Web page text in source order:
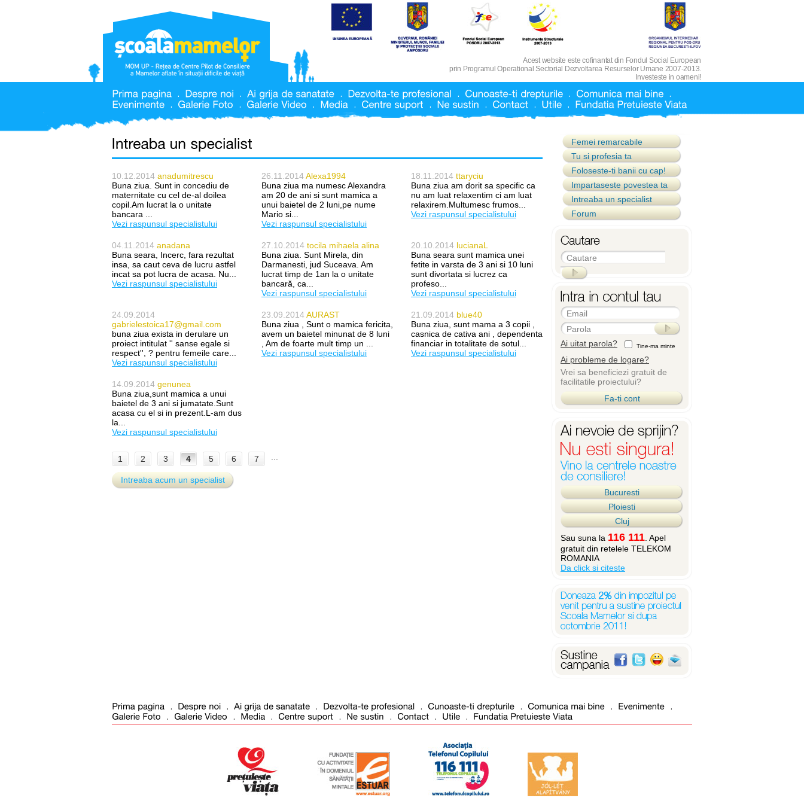
Acest website este cofinantat din Fondul Social European
prin Programul Operational Sectorial Dezvoltarea Resurselor Umane 2007-2013.
Investeste in oameni!
10.12.2014 anadumitrescu
Buna ziua. Sunt in concediu de
maternitate cu cel de-al doilea
copil.Am lucrat la o unitate
bancara ...
Vezi raspunsul specialistului
26.11.2014Alexa1994
Buna ziua ma numesc Alexandra
am 20 de ani si sunt mamica a
unui baietel de 2 luni,pe nume
Mario si...
Vezi raspunsul specialistului
18.11.2014 ttaryciu
Buna ziua am dorit sa specific ca
nu am luat relaxentim ci am luat
relaxirem.Multumesc frumos...
Vezi raspunsul specialistului
04.11.2014 anadana
Buna seara, Incerc, fara rezultat
insa, sa caut ceva de lucru astfel
incat sa pot lucra de acasa. Nu...
Vezi raspunsul specialistului
27.10.2014 tocila mihaela alina
Buna ziua. Sunt Mirela, din
Darmanesti, jud Suceava. Am
lucrat timp de 1an la o unitate
bancară, ca...
Vezi raspunsul specialistului
20.10.2014 lucianaL
Buna seara sunt mamica unei
fetite in varsta de 3 ani si 10 luni
sunt divortata si lucrez ca
profeso...
Vezi raspunsul specialistului
24.09.2014
gabrielestoica17@gmail.com
buna ziua exista in derulare un
proiect intitulat '' sanse egale si
respect'', ? pentru femeile care...
Vezi raspunsul specialistului
23.09.2014AURAST
Buna ziua , Sunt o mamica fericita,
avem un baietel minunat de 8 luni
, Am de foarte mult timp un ...
Vezi raspunsul specialistului
21.09.2014 blue40
Buna ziua, sunt mama a 3 copii ,
casnica de cativa ani , dependenta
financiar in totalitate de sotul...
Vezi raspunsul specialistului
14.09.2014 genunea
Buna ziua,sunt mamica a unui
baietel de 3 ani si jumatate.Sunt
acasa cu el si in prezent.L-am dus
la...
Vezi raspunsul specialistului
1 2 3 4 5 6 7
Intreaba acum un specialist
Femei remarcabile
Tu si profesia ta
Foloseste-ti banii cu cap!
Impartaseste povestea ta
Intreaba un specialist
Forum
Cautare
Email
Parola
Tine-ma minte
Ai uitat parola?
Ai probleme de logare?
Vrei sa beneficiezi gratuit de
facilitatile proiectului?
Fa-ti cont
Bucuresti
Ploiesti
Cluj
Sau suna la 116 111 . Apel
gratuit din retelele TELEKOM
ROMANIA
Da click si citeste